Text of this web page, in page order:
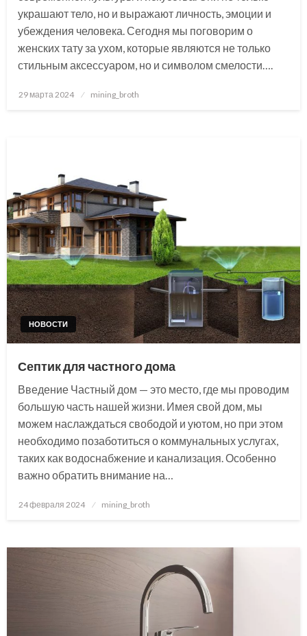
украшают тело, но и выражают личность, эмоции и
убеждения человека. Сегодня мы поговорим о
женских тату за ухом, которые являются не только
стильным аксессуаром, но и символом смелости….
Posted
29 марта 2024 mining_broth
НОВОСТИ
Септик для частного дома
Введение Частный дом — это место, где мы проводим
большую часть нашей жизни. Имея свой дом, мы
можем наслаждаться свободой и уютом, но при этом
необходимо позаботиться о коммунальных услугах,
таких как водоснабжение и канализация. Особенно
важно обратить внимание на…
Posted
24 февраля 2024 mining_broth